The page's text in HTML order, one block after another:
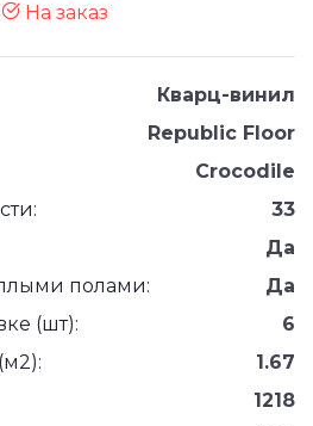
На заказ
Кварц-винил
Republic Floor
Crocodile
33
Да
полами:
Да
(шт):
6
1.67
1218